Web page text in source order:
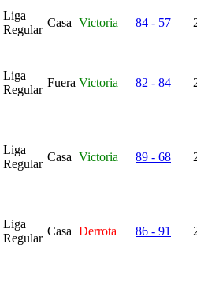
Liga
Regular
Casa Victoria 84 - 57
Liga
Regular
Fuera Victoria 82 - 84
Liga
Regular
Casa Victoria 89 - 68
Liga
Regular
Casa Derrota 86 - 91